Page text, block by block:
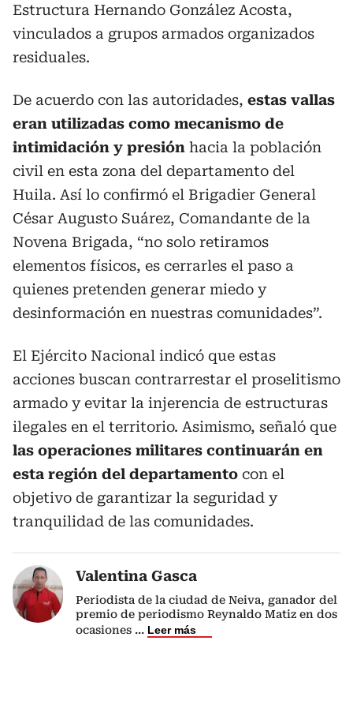
Estructura Hernando González Acosta,
vinculados a grupos armados organizados
residuales.
De acuerdo con las autoridades, estas vallas
eran utilizadas como mecanismo de
intimidación y presión hacia la población
civil en esta zona del departamento del
Huila. Así lo confirmó el Brigadier General
César Augusto Suárez, Comandante de la
Novena Brigada, “no solo retiramos
elementos físicos, es cerrarles el paso a
quienes pretenden generar miedo y
desinformación en nuestras comunidades”.
El Ejército Nacional indicó que estas
acciones buscan contrarrestar el proselitismo
armado y evitar la injerencia de estructuras
ilegales en el territorio. Asimismo, señaló que
las operaciones militares continuarán en
esta región del departamento con el
objetivo de garantizar la seguridad y
tranquilidad de las comunidades.
Valentina Gasca
Periodista de la ciudad de Neiva, ganador del
premio de periodismo Reynaldo Matiz en dos
ocasiones ... Leer más